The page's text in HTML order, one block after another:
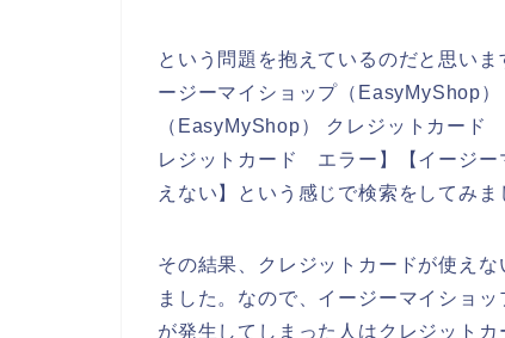
という問題を抱えているのだと思い
ージーマイショップ（EasyMyShop
（EasyMyShop） クレジットカー
レジットカード エラー】【イージ
えない】という感じで検索をしてみま
その結果、クレジットカードが使え
ました。なので、イージーマイショ
が発生してしまった人はクレジット